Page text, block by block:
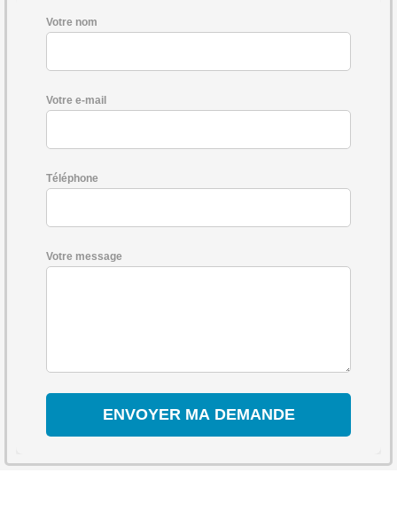
Votre nom
Votre e-mail
Téléphone
Votre message